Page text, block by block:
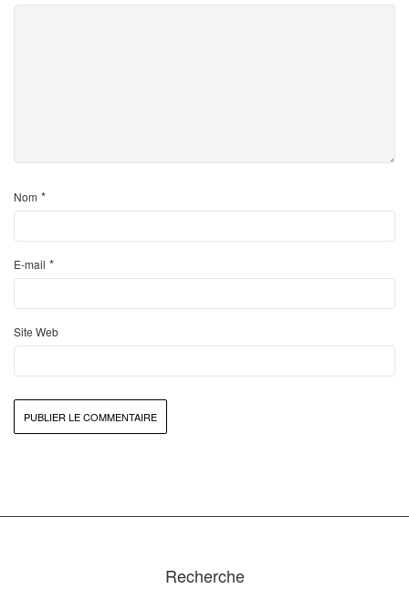
Nom *
E-mail *
Site Web
Recherche